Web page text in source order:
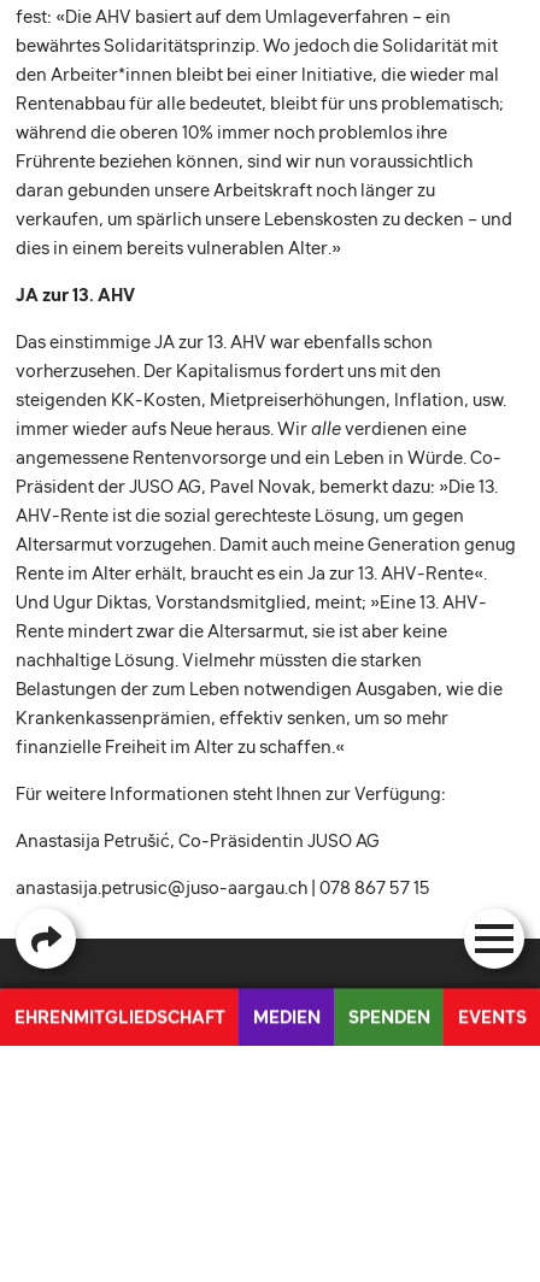
fest: «Die AHV basiert auf dem Umlageverfahren – ein
bewährtes Solidaritätsprinzip. Wo jedoch die Solidarität mit
den Arbeiter*innen bleibt bei einer Initiative, die wieder mal
Rentenabbau für alle bedeutet, bleibt für uns problematisch;
während die oberen 10% immer noch problemlos ihre
Frührente beziehen können, sind wir nun voraussichtlich
daran gebunden unsere Arbeitskraft noch länger zu
verkaufen, um spärlich unsere Lebenskosten zu decken – und
dies in einem bereits vulnerablen Alter.»
JA zur 13. AHV
Das einstimmige JA zur 13. AHV war ebenfalls schon
vorherzusehen. Der Kapitalismus fordert uns mit den
steigenden KK-Kosten, Mietpreiserhöhungen, Inflation, usw.
immer wieder aufs Neue heraus. Wiralleverdienen eine
angemessene Rentenvorsorge und ein Leben in Würde. Co-
Präsident der JUSO AG, Pavel Novak, bemerkt dazu: »Die 13.
AHV-Rente ist die sozial gerechteste Lösung, um gegen
Altersarmut vorzugehen. Damit auch meine Generation genug
Rente im Alter erhält, braucht es ein Ja zur 13. AHV-Rente«.
Und Ugur Diktas, Vorstandsmitglied, meint; »Eine 13. AHV-
Rente mindert zwar die Altersarmut, sie ist aber keine
nachhaltige Lösung. Vielmehr müssten die starken
Belastungen der zum Leben notwendigen Ausgaben, wie die
Krankenkassenprämien, effektiv senken, um so mehr
finanzielle Freiheit im Alter zu schaffen.«
Für weitere Informationen steht Ihnen zur Verfügung:
Anastasija Petrušić, Co-Präsidentin JUSO AG
anastasija.petrusic@juso-aargau.ch | 078 867 57 15
DIE JUSO AG AKTUELLES
EHRENMITGLIEDSCHAFT MEDIEN SPENDEN EVENTS